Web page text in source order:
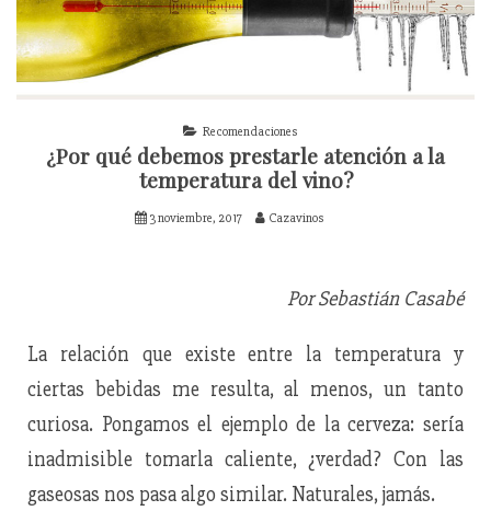
Recomendaciones
¿Por qué debemos prestarle atención a la
temperatura del vino?
3 noviembre, 2017 Cazavinos
Por Sebastián Casabé
La relación que existe entre la temperatura y
ciertas bebidas me resulta, al menos, un tanto
curiosa. Pongamos el ejemplo de la cerveza: sería
inadmisible tomarla caliente, ¿verdad? Con las
gaseosas nos pasa algo similar. Naturales, jamás.